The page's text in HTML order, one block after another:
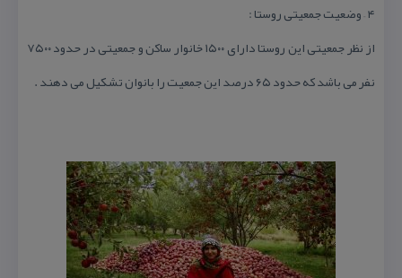
۴ – وضعیت جمعیتی روستا :
از نظر جمعیتی این روستا دارای ۱۵۰۰ خانوار ساكن و جمعیتی در حدود ۷۵۰۰
نفر می باشد كه حدود ۶۵ درصد این جمعیت را بانوان تشكیل می دهند .